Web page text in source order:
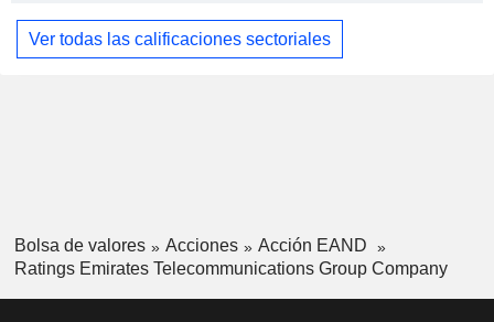
Ver todas las calificaciones sectoriales
Bolsa de valores Acciones
Acción EAND
Ratings Emirates Telecommunications Group Company